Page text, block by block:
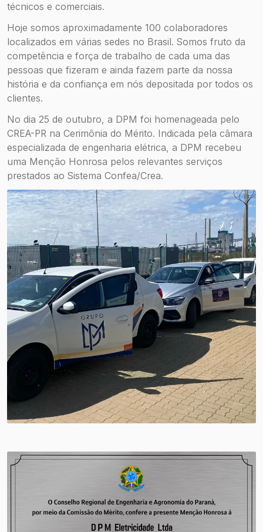
técnicos e comerciais.
Hoje somos aproximadamente 100 colaboradores
localizados em várias sedes no Brasil. Somos fruto da
competência e força de trabalho de cada uma das
pessoas que fizeram e ainda fazem parte da nossa
história e da confiança em nós depositada por todos os
clientes.
No dia 25 de outubro, a DPM foi homenageada pelo
CREA-PR na Cerimônia do Mérito. Indicada pela câmara
especializada de engenharia elétrica, a DPM recebeu
uma Menção Honrosa pelos relevantes serviços
prestados ao Sistema Confea/Crea.